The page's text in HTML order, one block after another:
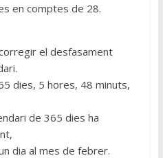
en comptes de 28.
el desfasament
dies, 5 hores, 48 minuts,
de 365 dies ha
dia al mes de febrer.